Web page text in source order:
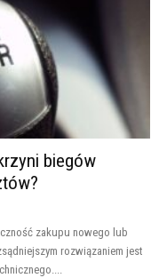
biegów
zakupu nowego lub
rozwiązaniem jest